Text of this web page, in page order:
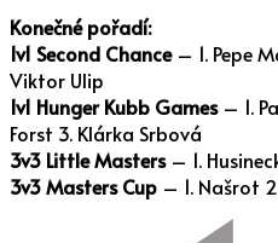
Konečné pořadí:
1v1 Second Chance– 1. Pepe
Viktor Ulip
1v1 Hunger Kubb Games– 1.
Forst 3. Klárka Srbová
3v3 Little Masters – 1.
3v3 Masters Cup – 1. Našrot